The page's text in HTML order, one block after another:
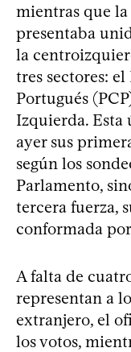
mientras que la
presentaba
la
tres sectores:
Portugués
Izquierda.
ayer sus
según los
Parlamento,
tercera fuerza,
conformada por
A falta de
representan a
extranjero, el
los votos,